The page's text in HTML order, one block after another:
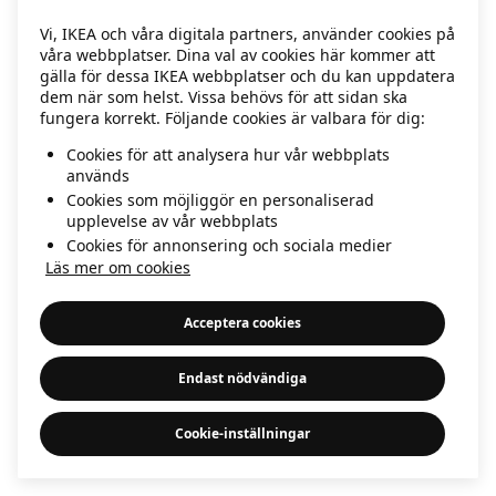
information)
Vi, IKEA och våra digitala partners, använder cookies på
våra webbplatser. Dina val av cookies här kommer att
gälla för dessa IKEA webbplatser och du kan uppdatera
dem när som helst. Vissa behövs för att sidan ska
fungera korrekt. Följande cookies är valbara för dig:
Cookies för att analysera hur vår webbplats
används
Cookies som möjliggör en personaliserad
upplevelse av vår webbplats
Cookies för annonsering och sociala medier
Läs mer om cookies
Acceptera cookies
Endast nödvändiga
Cookie-inställningar